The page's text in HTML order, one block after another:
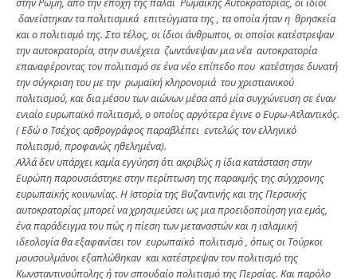
δανείστηκαν τα πολιτισμικά επιτεύγματα της , τα οποία ήταν η θρησκεία
και ο πολιτισμό της. Στο τέλος, οι ίδιοι άνθρωποι, οι οποίοι κατέστρεψαν
την αυτοκρατορία, στην συνέχεια ζωντάνεψαν μια νέα αυτοκρατορία
επαναφέροντας τον πολιτισμό σε ένα νέο επίπεδο που κατέστησε δυνατή
την σύγκριση του με την ρωμαϊκή κληρονομιά του χριστιανικού
πολιτισμού, και δια μέσου των αιώνων μέσα από μία συγχώνευση σε έναν
ενιαίο ευρωπαϊκό πολιτισμό, ο οποίος αργότερα έγινε ο Ευρω-Ατλαντικός.
( Εδώ ο Τσέχος αρθρογράφος παραβλέπει εντελώς τον ελληνικό
πολιτισμό, προφανώς ηθελημένα).
Αλλά δεν υπάρχει καμία εγγύηση ότι ακριβώς η ίδια κατάσταση στην
Ευρώπη παρουσιάστηκε στην περίπτωση της παρακμής της σύγχρονης
ευρωπαϊκής κοινωνίας. Η Ιστορία της Βυζαντινής και της Περσικής
αυτοκρατορίας μπορεί να χρησιμεύσει ως μια προειδοποίηση για εμάς,
ένα παράδειγμα του πώς η πίεση των μεταναστών και η ισλαμική
ιδεολογία θα εξαφανίσει τον ευρωπαϊκό πολιτισμό , όπως οι Τούρκοι
μουσουλμάνοι εξαπλώθηκαν και κατέστρεψαν τον πολιτισμό της
Κωνσταντινούπολης ή τον σπουδαίο πολιτισμό της Περσίας. Και παρόλο